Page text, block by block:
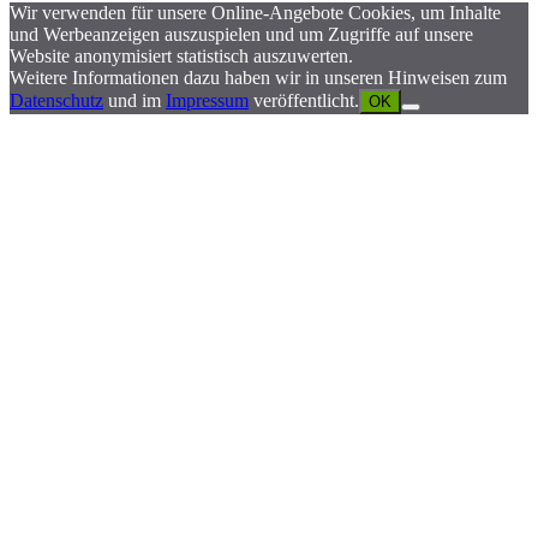
Wir verwenden für unsere Online-Angebote Cookies, um Inhalte
und Werbeanzeigen auszuspielen und um Zugriffe auf unsere
Website anonymisiert statistisch auszuwerten.
Weitere Informationen dazu haben wir in unseren Hinweisen zum
Datenschutz und im Impressum veröffentlicht. OK